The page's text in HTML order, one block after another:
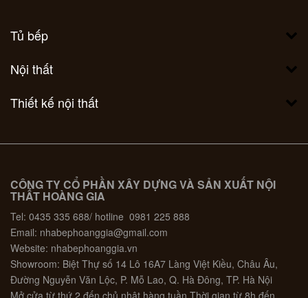
Tủ bếp
Nội thất
Thiết kế nội thất
CÔNG TY CỔ PHẦN XÂY DỰNG VÀ SẢN XUẤT NỘI
THẤT HOÀNG GIA
Tel: 0435 335 688/ hotline 0981 225 888
Email: nhabephoanggia@gmail.com
Website: nhabephoanggia.vn
Showroom: Biệt Thự số 14 Lô 16A7 Làng Việt Kiều, Châu Âu,
Đường Nguyễn Văn Lộc, P. Mỗ Lao, Q. Hà Đông, TP. Hà Nội
Mở cửa từ thứ 2 đến chủ nhật hàng tuần Thời gian từ 8h đến